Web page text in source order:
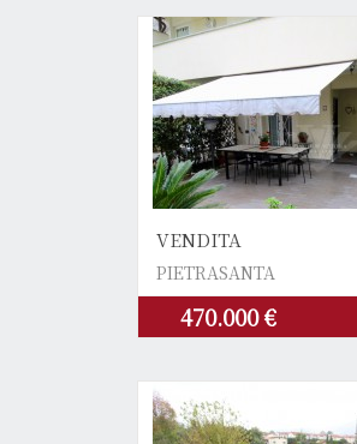
VENDITA
PIETRASANTA
470.000 €